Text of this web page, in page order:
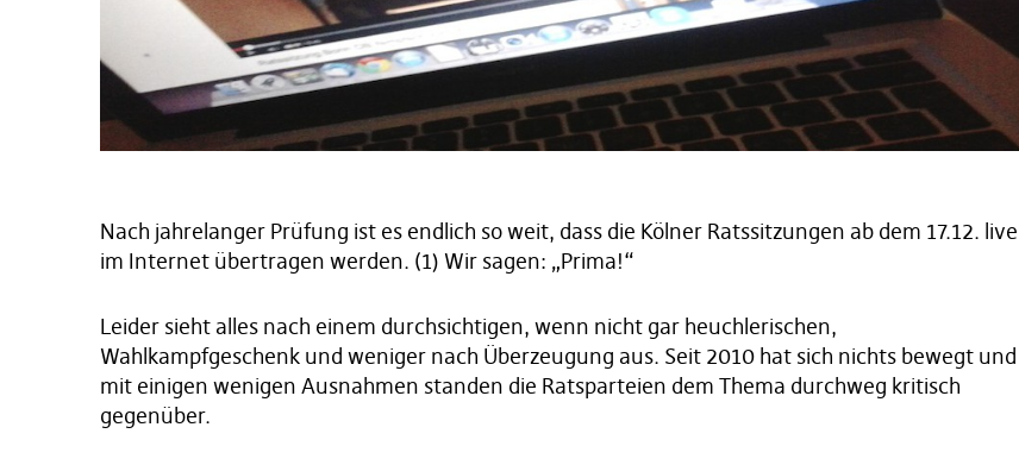
Nach jahrelanger Prüfung ist es endlich so weit, dass die Kölner Ratssitzungen ab dem 17.12. live
im Internet übertragen werden. (1) Wir sagen: „Prima!“
Leider sieht alles nach einem durchsichtigen, wenn nicht gar heuchlerischen,
Wahlkampfgeschenk und weniger nach Überzeugung aus. Seit 2010 hat sich nichts bewegt und
mit einigen wenigen Ausnahmen standen die Ratsparteien dem Thema durchweg kritisch
gegenüber.